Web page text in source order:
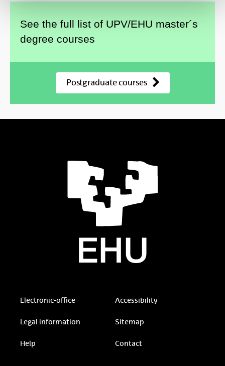
See the full list of UPV/EHU master´s
degree courses
Postgraduate courses
Electronic-office Accessibility
Legal information Sitemap
Help Contact